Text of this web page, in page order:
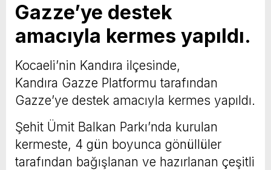
Gazze’ye destek
amacıyla kermes yapıldı.
Kocaeli’nin Kandıra ilçesinde,
Kandıra Gazze Platformu tarafından
Gazze’ye destek amacıyla kermes yapıldı.
Şehit Ümit Balkan Parkı’nda kurulan
kermeste, 4 gün boyunca gönüllüler
tarafından bağışlanan ve hazırlanan çeşitli